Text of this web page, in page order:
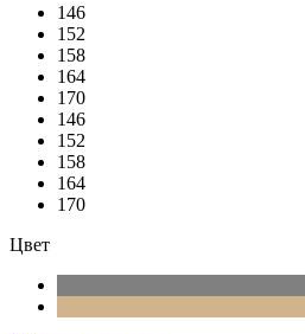
146
152
158
164
170
146
152
158
164
170
Цвет